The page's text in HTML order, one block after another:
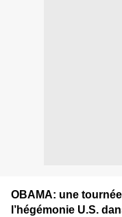
OBAMA: une
l’hégémonie U.S.